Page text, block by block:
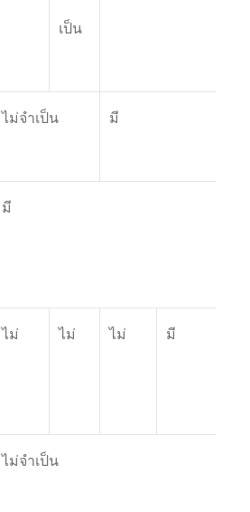
เป็น
ไม่จําเป็น มี
มี
ไม่ ไม่ ไม่ มี
ไม่จําเป็น